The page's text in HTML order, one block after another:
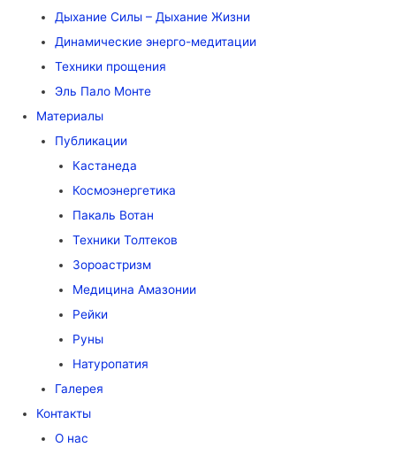
Дыхание Силы – Дыхание Жизни
Динамические энерго-медитации
Техники прощения
Эль Пало Монте
Материалы
Публикации
Кастанеда
Космоэнергетика
Пакаль Вотан
Техники Толтеков
Зороастризм
Медицина Амазонии
Рейки
Руны
Натуропатия
Галерея
Контакты
О нас